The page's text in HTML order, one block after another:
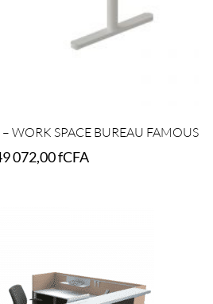
WORK SPACE BUREAU FAMOUS
072,00fCFA